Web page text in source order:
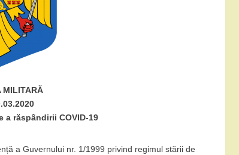
MILITARĂ
a răspândirii COVID-19
a Guvernului nr. 1/1999 privind regimul stării de